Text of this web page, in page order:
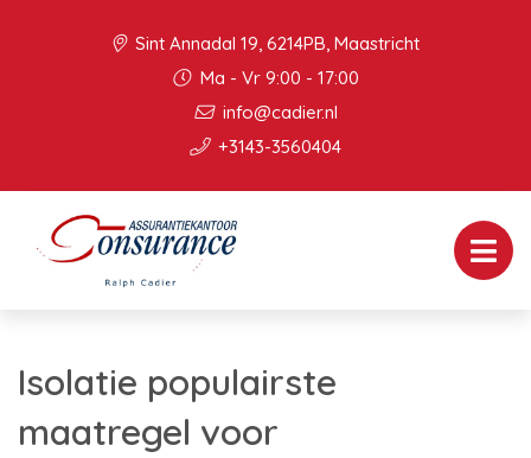
Sint Annadal 19, 6214PB, Maastricht
Ma - Vr 9:00 - 17:00
info@cadier.nl
+3143-3560404
Isolatie populairste
maatregel voor